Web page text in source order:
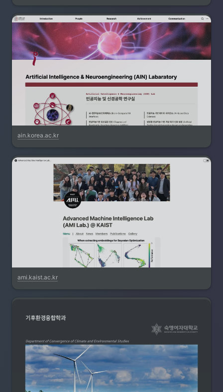
ain.korea.ac.kr
ami.kaist.ac.kr